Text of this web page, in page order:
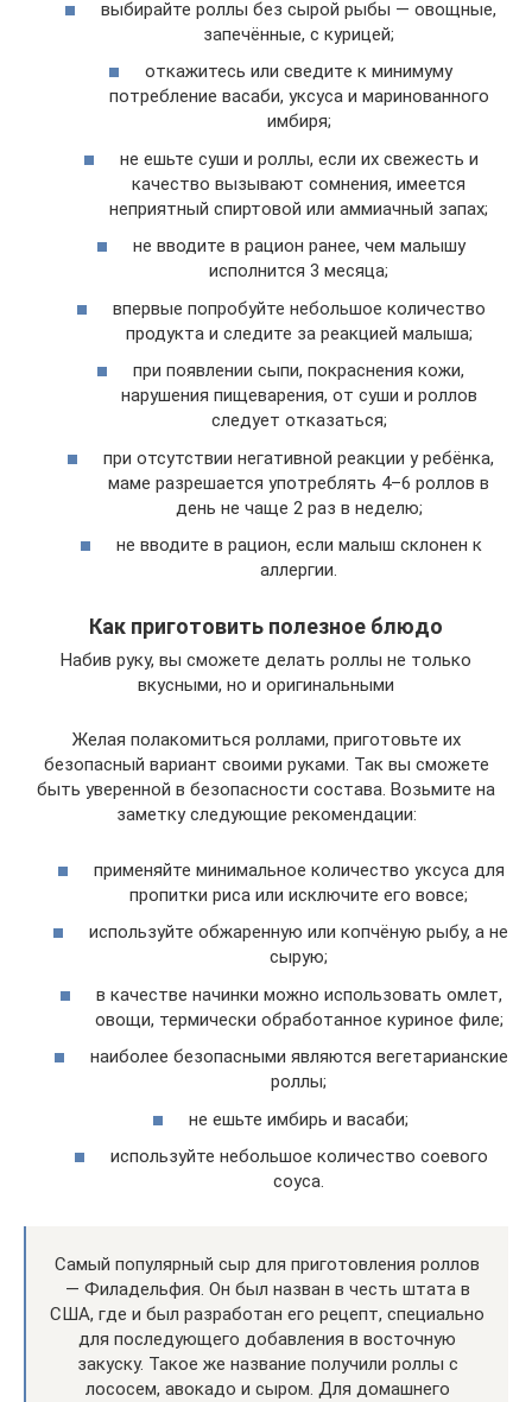
выбирайте роллы без сырой рыбы — овощные,
запечённые, с курицей;
откажитесь или сведите к минимуму
потребление васаби, уксуса и маринованного
имбиря;
не ешьте суши и роллы, если их свежесть и
качество вызывают сомнения, имеется
неприятный спиртовой или аммиачный запах;
не вводите в рацион ранее, чем малышу
исполнится 3 месяца;
впервые попробуйте небольшое количество
продукта и следите за реакцией малыша;
при появлении сыпи, покраснения кожи,
нарушения пищеварения, от суши и роллов
следует отказаться;
при отсутствии негативной реакции у ребёнка,
маме разрешается употреблять 4–6 роллов в
день не чаще 2 раз в неделю;
не вводите в рацион, если малыш склонен к
аллергии.
Как приготовить полезное блюдо
Набив руку, вы сможете делать роллы не только
вкусными, но и оригинальными
Желая полакомиться роллами, приготовьте их
безопасный вариант своими руками. Так вы сможете
быть уверенной в безопасности состава. Возьмите на
заметку следующие рекомендации:
применяйте минимальное количество уксуса для
пропитки риса или исключите его вовсе;
используйте обжаренную или копчёную рыбу, а не
сырую;
в качестве начинки можно использовать омлет,
овощи, термически обработанное куриное филе;
наиболее безопасными являются вегетарианские
роллы;
не ешьте имбирь и васаби;
используйте небольшое количество соевого
соуса.
Самый популярный сыр для приготовления роллов
— Филадельфия. Он был назван в честь штата в
США, где и был разработан его рецепт, специально
для последующего добавления в восточную
закуску. Такое же название получили роллы с
лососем, авокадо и сыром. Для домашнего